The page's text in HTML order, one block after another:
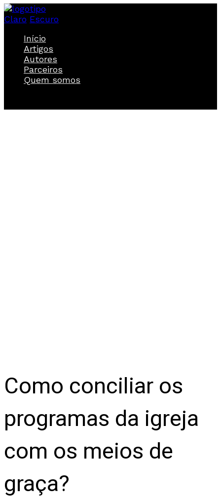
Claro Escuro
Início
Artigos
Autores
Parceiros
Quem somos
Como conciliar os
programas da igreja
com os meios de
graça?